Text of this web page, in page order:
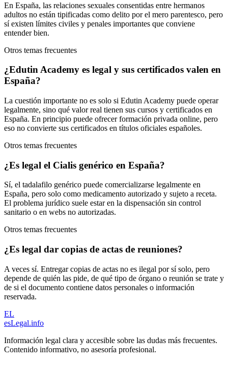
En España, las relaciones sexuales consentidas entre hermanos
adultos no están tipificadas como delito por el mero parentesco, pero
sí existen límites civiles y penales importantes que conviene
entender bien.
Otros temas frecuentes
¿Edutin Academy es legal y sus certificados valen en
España?
La cuestión importante no es solo si Edutin Academy puede operar
legalmente, sino qué valor real tienen sus cursos y certificados en
España. En principio puede ofrecer formación privada online, pero
eso no convierte sus certificados en títulos oficiales españoles.
Otros temas frecuentes
¿Es legal el Cialis genérico en España?
Sí, el tadalafilo genérico puede comercializarse legalmente en
España, pero solo como medicamento autorizado y sujeto a receta.
El problema jurídico suele estar en la dispensación sin control
sanitario o en webs no autorizadas.
Otros temas frecuentes
¿Es legal dar copias de actas de reuniones?
A veces sí. Entregar copias de actas no es ilegal por sí solo, pero
depende de quién las pide, de qué tipo de órgano o reunión se trate y
de si el documento contiene datos personales o información
reservada.
EL
esLegal.info
Información legal clara y accesible sobre las dudas más frecuentes.
Contenido informativo, no asesoría profesional.